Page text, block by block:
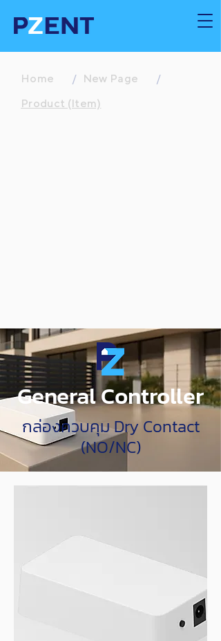
Home / New Page
/
Product (Item)
General Controller
กล่องควบคุม Dry Contact
(NO/NC)